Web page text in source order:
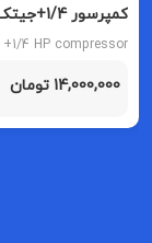
کمپرسور 1/4+جیتک مدل 71GITC گاز 134
+1/4 HP compressor
14,000,000 تومان